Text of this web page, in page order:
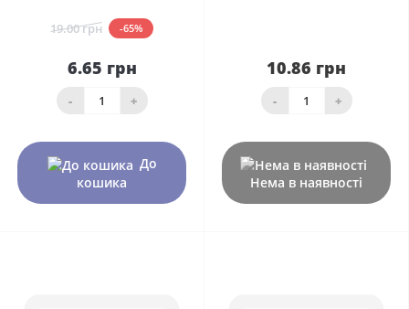
19.00 грн -65%
6.65 грн
- +
До
кошика
10.86 грн
- +
Нема в наявності